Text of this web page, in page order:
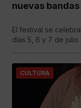
nuevas bandas
El festival se
días 5, 6 y 7 de julio
CULTURA